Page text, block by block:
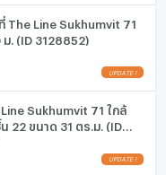
The Line Sukhumvit 71
ม. (ID 3128852)
Sukhumvit 71 ใกล้
22 ขนาด 31 ตร.ม. (ID